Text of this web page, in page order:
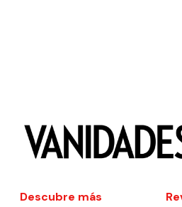
Descubre más